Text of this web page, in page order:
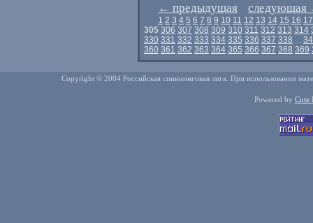
← предыдущая следующая
1 2 3 4 5 6 7 8 9 10 11 12 13 14 15 16 17
305 306 307 308 309 310 311 312 313 314
330 331 332 333 334 335 336 337 338 ...
360 361 362 363 364 365 366 367 368 369
Copyright © 2004 Российская спиннинговая лига. При использовании
Powered by Cute